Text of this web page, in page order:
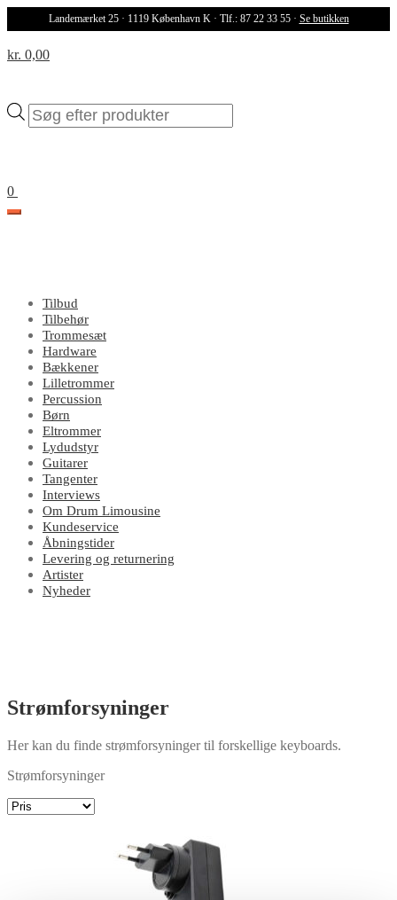
Landemærket 25 · 1119 København K · Tlf.: 87 22 33 55 · Se butikken
Products
search
kr. 0,00
0
Tilbud
Tilbehør
Trommesæt
Hardware
Bækkener
Lilletrommer
Percussion
Børn
Eltrommer
Lydudstyr
Guitarer
Tangenter
Interviews
Om Drum Limousine
Kundeservice
Åbningstider
Levering og returnering
Artister
Nyheder
Strømforsyninger
Her kan du finde strømforsyninger til forskellige keyboards.
Strømforsyninger